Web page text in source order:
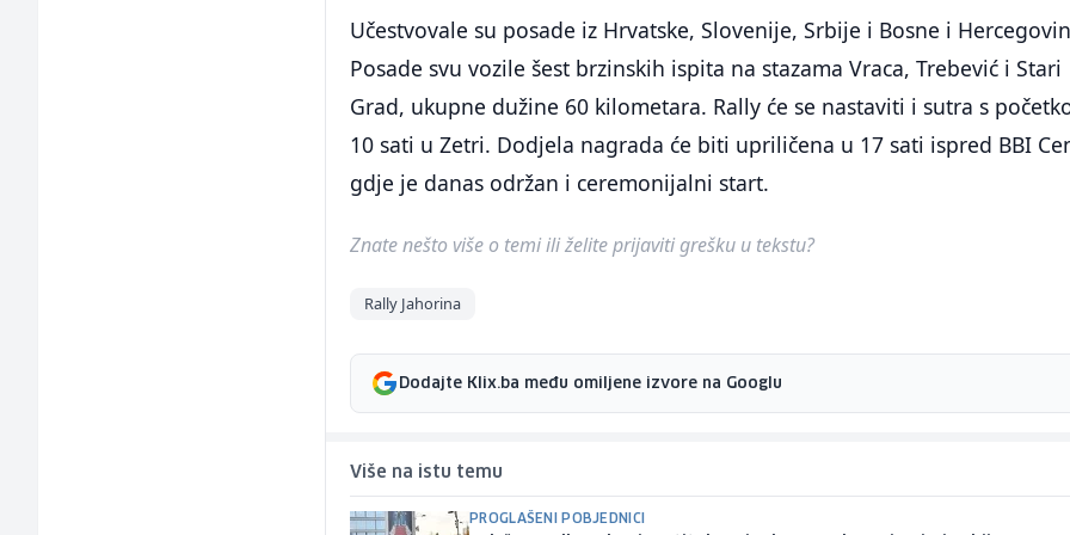
Učestvovale su posade iz Hrvatske, Slovenije, Srbije i Bosne i
Posade svu vozile šest brzinskih ispita na stazama Vraca, Trebević i Stari
Grad, ukupne dužine 60 kilometara. Rally će se nastaviti i sutra s
10 sati u Zetri. Dodjela nagrada će biti upriličena u 17 sati ispred BBI
gdje je danas održan i ceremonijalni start.
Znate nešto više o temi ili želite prijaviti grešku u tekstu?
Rally Jahorina
Dodajte Klix.ba među omiljene izvore na Googlu
Više na istu temu
PROGLAŠENI POBJEDNICI